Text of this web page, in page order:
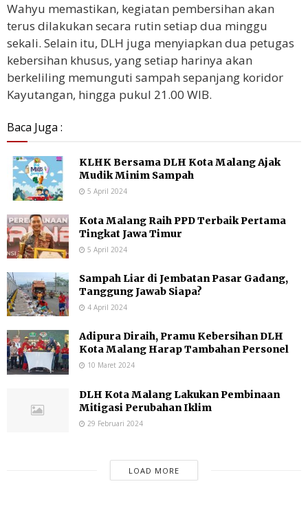
Wahyu memastikan, kegiatan pembersihan akan
terus dilakukan secara rutin setiap dua minggu
sekali. Selain itu, DLH juga menyiapkan dua petugas
kebersihan khusus, yang setiap harinya akan
berkeliling memunguti sampah sepanjang koridor
Kayutangan, hingga pukul 21.00 WIB.
Baca Juga :
KLHK Bersama DLH Kota Malang Ajak
Mudik Minim Sampah
5 April 2024
Kota Malang Raih PPD Terbaik Pertama
Tingkat Jawa Timur
5 April 2024
Sampah Liar di Jembatan Pasar Gadang,
Tanggung Jawab Siapa?
4 April 2024
Adipura Diraih, Pramu Kebersihan DLH
Kota Malang Harap Tambahan Personel
10 Maret 2024
DLH Kota Malang Lakukan Pembinaan
Mitigasi Perubahan Iklim
29 Februari 2024
LOAD MORE